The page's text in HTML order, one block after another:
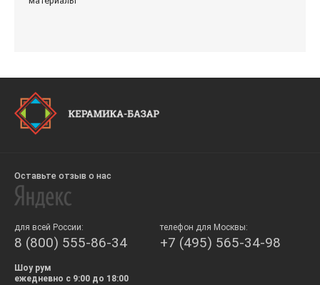
Оставьте отзыв о нас
для всей России:
8 (800) 555-86-34
телефон для Москвы:
+7 (495) 565-34-98
Шоу рум
ежедневно с 9:00 до 18:00